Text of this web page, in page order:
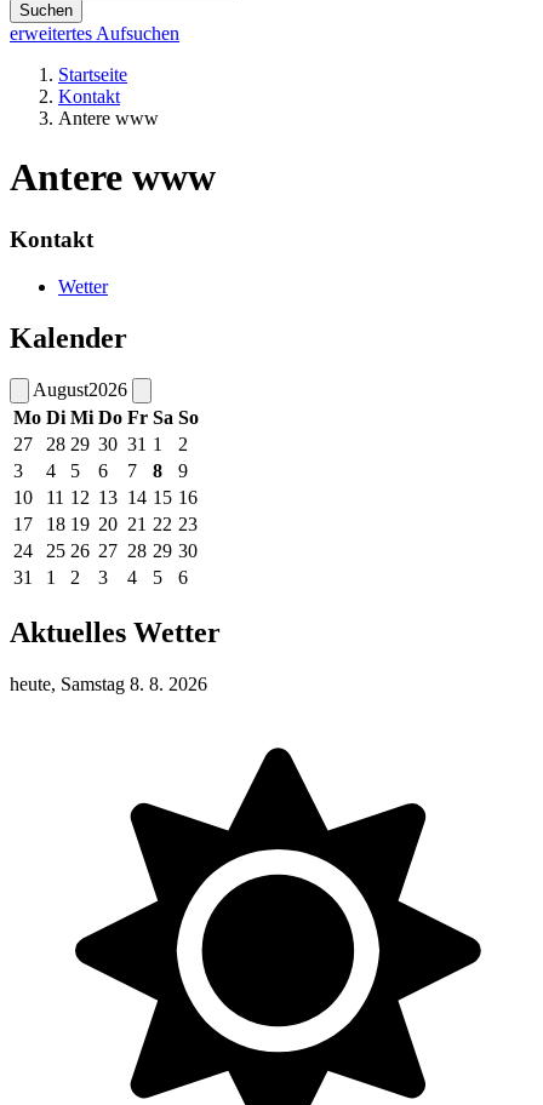
Suchen
erweitertes Aufsuchen
Startseite
Kontakt
Antere www
Antere www
Kontakt
Wetter
Kalender
August2026
Mo Di Mi Do Fr Sa So
27
28 29 30 31 1
2
3
4 5 6 7 8
9
10
11 12 13 14 15 16
17
18 19 20 21 22 23
24
25 26 27 28 29 30
31
1 2 3 4 5 6
Aktuelles Wetter
heute, Samstag 8. 8. 2026